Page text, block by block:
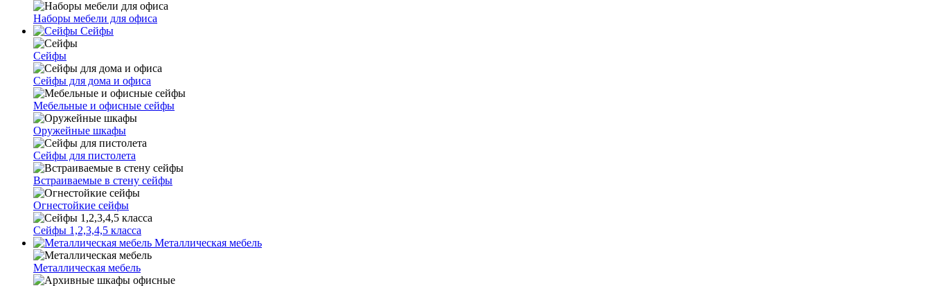
Наборы мебели для офиса
Сейфы
Сейфы
Сейфы для дома и офиса
Мебельные и офисные сейфы
Оружейные шкафы
Сейфы для пистолета
Встраиваемые в стену сейфы
Огнестойкие сейфы
Сейфы 1,2,3,4,5 класса
Металлическая мебель
Металлическая мебель